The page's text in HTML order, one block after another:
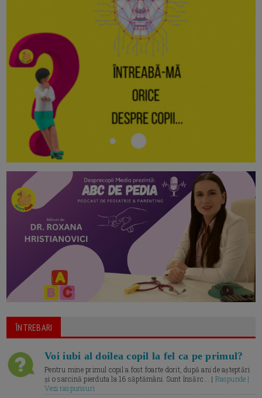
ÎNTREBARI
Voi iubi al doilea copil la fel ca pe primul?
Pentru mine primul copil a fost foarte dorit, după ani de așteptări
și o sarcină pierduta la 16 săptămâni. Sunt însărc... | Raspunde |
Vezi raspunsuri